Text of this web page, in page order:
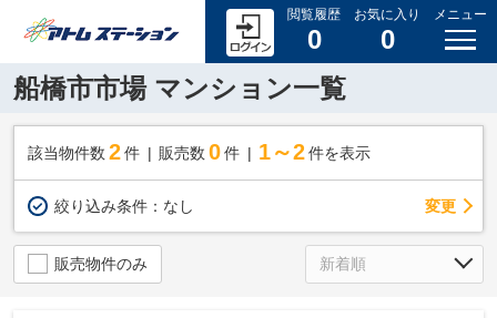
閲覧履歴
0
お気に入り
0
メニュー
船橋市市場 マンション一覧
該当物件数 2件 販売数 0 件 1～2 件を表示
絞り込み条件： なし 変更
販売物件のみ